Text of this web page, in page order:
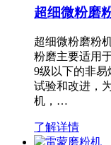
超细微粉磨
超细微粉磨粉
粉磨主要适用
9级以下的非易
试验和改进，
机，…
了解详情